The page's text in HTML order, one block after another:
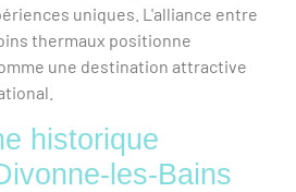
uniques. L'alliance entre
thermaux positionne
une destination attractive
historique
les-Bains